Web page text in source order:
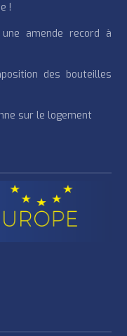
!
amende record à
des bouteilles
sur le logement